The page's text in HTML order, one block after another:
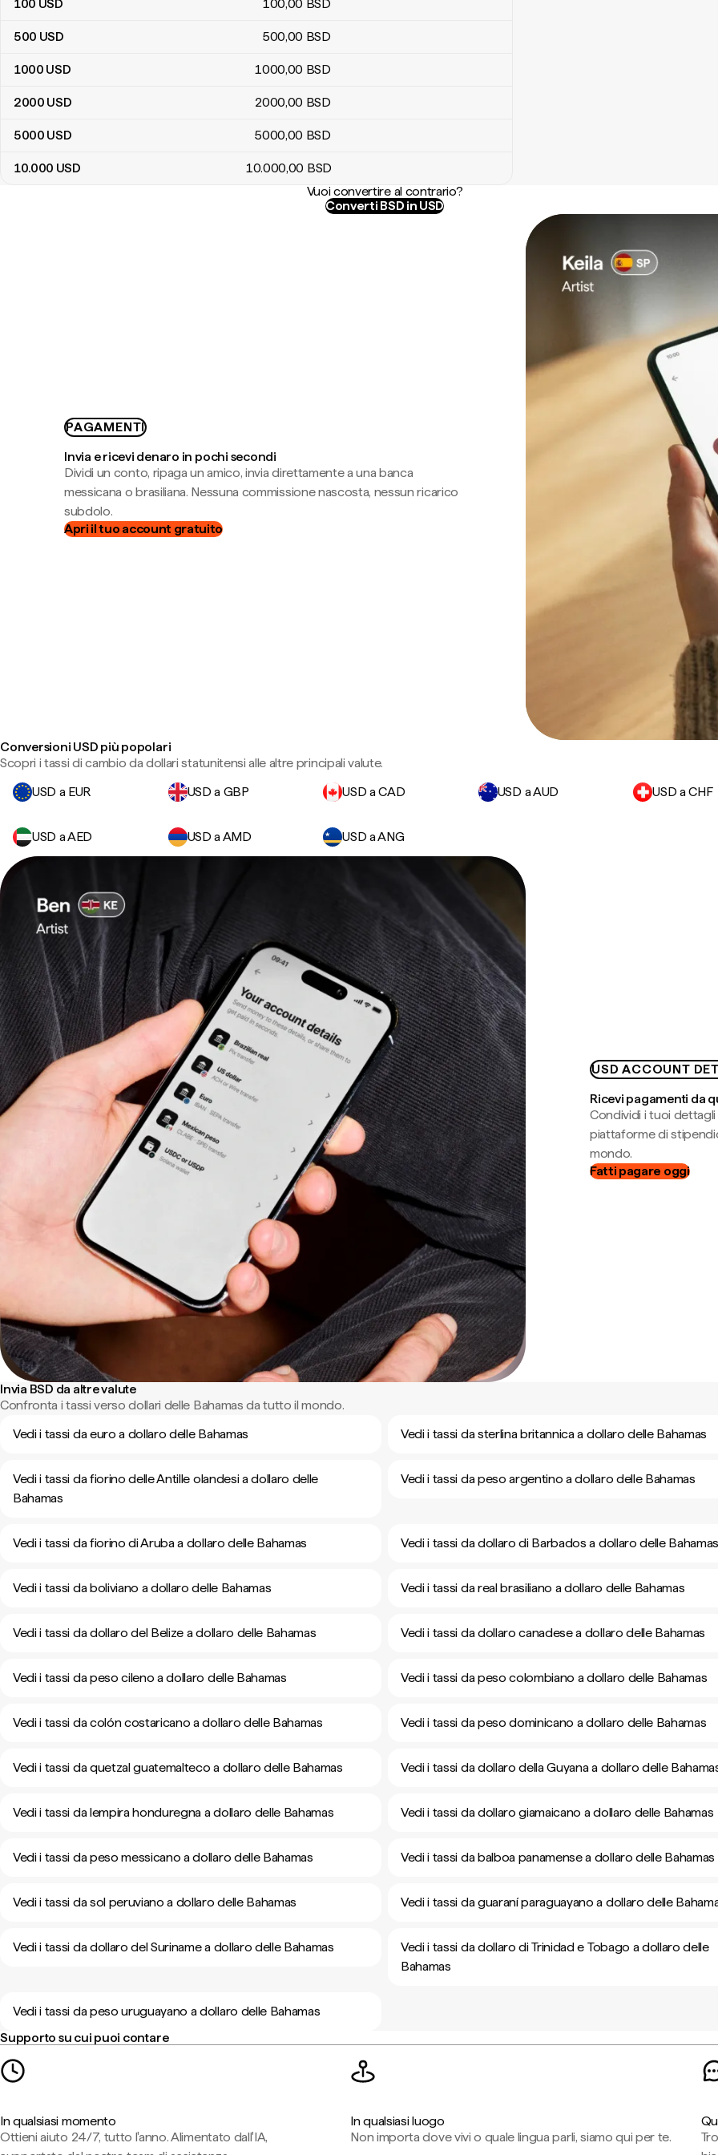
100 USD 100,00 BSD
500 USD 500,00 BSD
1000 USD 1000,00 BSD
2000 USD 2000,00 BSD
5000 USD 5000,00 BSD
10.000 USD 10.000,00 BSD
Vuoi convertire al contrario?
Converti BSD in USD
PAGAMENTI
Invia e ricevi denaro in pochi secondi
Dividi un conto, ripaga un amico, invia direttamente a una banca
messicana o brasiliana. Nessuna commissione nascosta, nessun ricarico
subdolo.
Apri il tuo account gratuito
Conversioni USD più popolari
Scopri i tassi di cambio da dollari statunitensi alle altre principali valute.
USD a EUR
USD a GBP USD a CAD USD a AUD USD a CHF
USD a AED USD a AMD USD a ANG
USD ACCOUNT
Ricevi pagamenti da
Condividi i tuoi dettagli
piattaforme di
mondo.
Fatti pagare oggi
Invia BSD da altre valute
Confronta i tassi verso dollari delle Bahamas da tutto il mondo.
Vedi i tassi da euro a dollaro delle Bahamas
Vedi i tassi da sterlina britannica a dollaro delle Bahamas
Vedi i tassi da fiorino delle Antille olandesi a dollaro delle
Bahamas
Vedi i tassi da peso argentino a dollaro delle Bahamas
Vedi i tassi da fiorino di Aruba a dollaro delle Bahamas Vedi i tassi da dollaro di Barbados a dollaro delle
Vedi i tassi da boliviano a dollaro delle Bahamas Vedi i tassi da real brasiliano a dollaro delle Bahamas
Vedi i tassi da dollaro del Belize a dollaro delle Bahamas Vedi i tassi da dollaro canadese a dollaro delle Bahamas
Vedi i tassi da peso cileno a dollaro delle Bahamas Vedi i tassi da peso colombiano a dollaro delle Bahamas
Vedi i tassi da colón costaricano a dollaro delle Bahamas Vedi i tassi da peso dominicano a dollaro delle Bahamas
Vedi i tassi da quetzal guatemalteco a dollaro delle Bahamas Vedi i tassi da dollaro della Guyana a dollaro delle
Vedi i tassi da lempira honduregna a dollaro delle Bahamas Vedi i tassi da dollaro giamaicano a dollaro delle Bahamas
Vedi i tassi da peso messicano a dollaro delle Bahamas Vedi i tassi da balboa panamense a dollaro delle Bahamas
Vedi i tassi da sol peruviano a dollaro delle Bahamas Vedi i tassi da guaraní paraguayano a dollaro delle
Vedi i tassi da dollaro del Suriname a dollaro delle Bahamas
Vedi i tassi da dollaro di Trinidad e Tobago a dollaro delle
Bahamas
Vedi i tassi da peso uruguayano a dollaro delle Bahamas
Supporto su cui puoi contare
In qualsiasi momento
Ottieni aiuto 24/7, tutto l'anno. Alimentato dall'IA,
In qualsiasi luogo
Non importa dove vivi o quale lingua parli, siamo qui per te.